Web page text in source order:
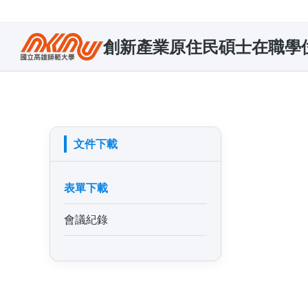
創新產業原住民碩士在職學
文件下載
表單下載
會議紀錄